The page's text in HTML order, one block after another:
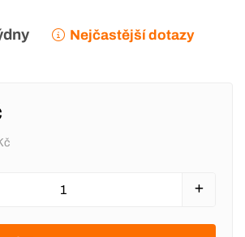
Nejčastější dotazy